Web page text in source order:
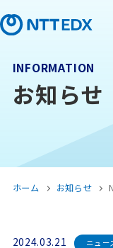
INFORMATION
お知らせ
ホーム お知らせ
2024.03.21 ニュー